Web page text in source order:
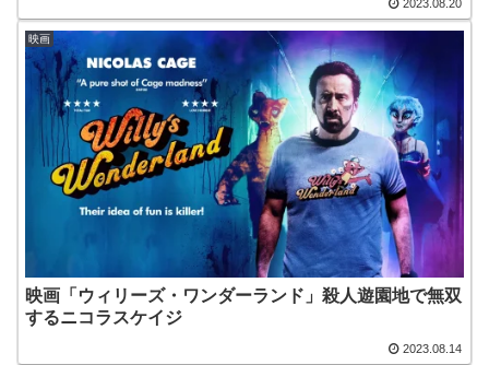
2023.08.20
映画
映画「ウィリーズ・ワンダーランド」殺人遊園地で無双
するニコラスケイジ
2023.08.14